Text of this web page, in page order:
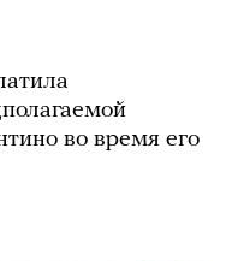
во время его